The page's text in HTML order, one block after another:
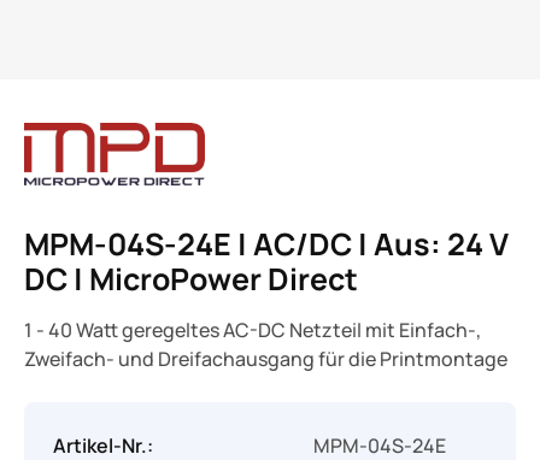
MPM-04S-24E | AC/DC | Aus: 24 V
DC | MicroPower Direct
1 - 40 Watt geregeltes AC-DC Netzteil mit Einfach-,
Zweifach- und Dreifachausgang für die Printmontage
Artikel-Nr.:
MPM-04S-24E